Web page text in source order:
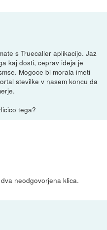
s Truecaller aplikacijo. Jaz
kaj dosti, ceprav ideja je
Mogoce bi morala imeti
stevilke v nasem koncu da
tega?
neodgovorjena klica.